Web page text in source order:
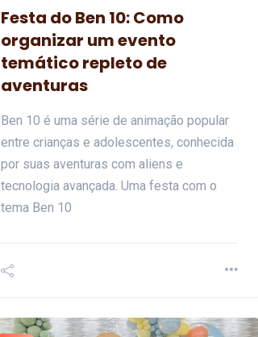
Festa do Ben 10: Como
organizar um evento
temático repleto de
aventuras
Ben 10 é uma série de animação popular
entre crianças e adolescentes, conhecida
por suas aventuras com aliens e
tecnologia avançada. Uma festa com o
tema Ben 10